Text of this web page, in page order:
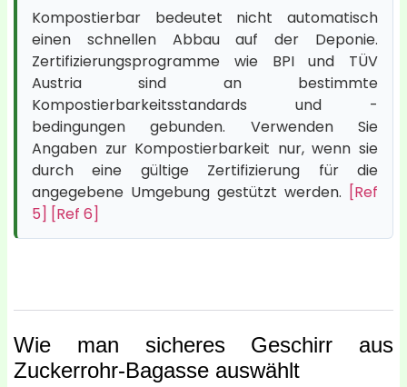
Kompostierbar bedeutet nicht automatisch
einen schnellen Abbau auf der Deponie.
Zertifizierungsprogramme wie BPI und TÜV
Austria sind an bestimmte
Kompostierbarkeitsstandards und -
bedingungen gebunden. Verwenden Sie
Angaben zur Kompostierbarkeit nur, wenn sie
durch eine gültige Zertifizierung für die
angegebene Umgebung gestützt werden. [Ref
5] [Ref 6]
Wie man sicheres Geschirr aus
Zuckerrohr-Bagasse auswählt